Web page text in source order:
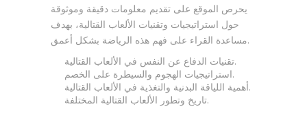
يحرص الموقع على تقديم معلومات دقيقة وموثوقة
حول استراتيجيات وتقنيات الألعاب القتالية، بهدف
مساعدة القراء على فهم هذه الرياضة بشكل أعمق.
تقنيات الدفاع عن النفس في الألعاب القتالية.
استراتيجيات الهجوم والسيطرة على الخصم.
أهمية اللياقة البدنية والتغذية في الألعاب القتالية.
تاريخ وتطور الألعاب القتالية المختلفة.